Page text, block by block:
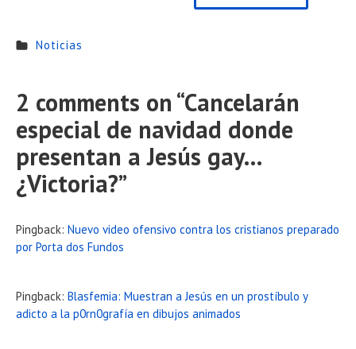
Noticias
2 comments on “Cancelarán
especial de navidad donde
presentan a Jesús gay…
¿Victoria?”
Pingback: Nuevo video ofensivo contra los cristianos preparado
por Porta dos Fundos
Pingback: Blasfemia: Muestran a Jesús en un prostíbulo y
adicto a la p0rn0grafía en dibujos animados